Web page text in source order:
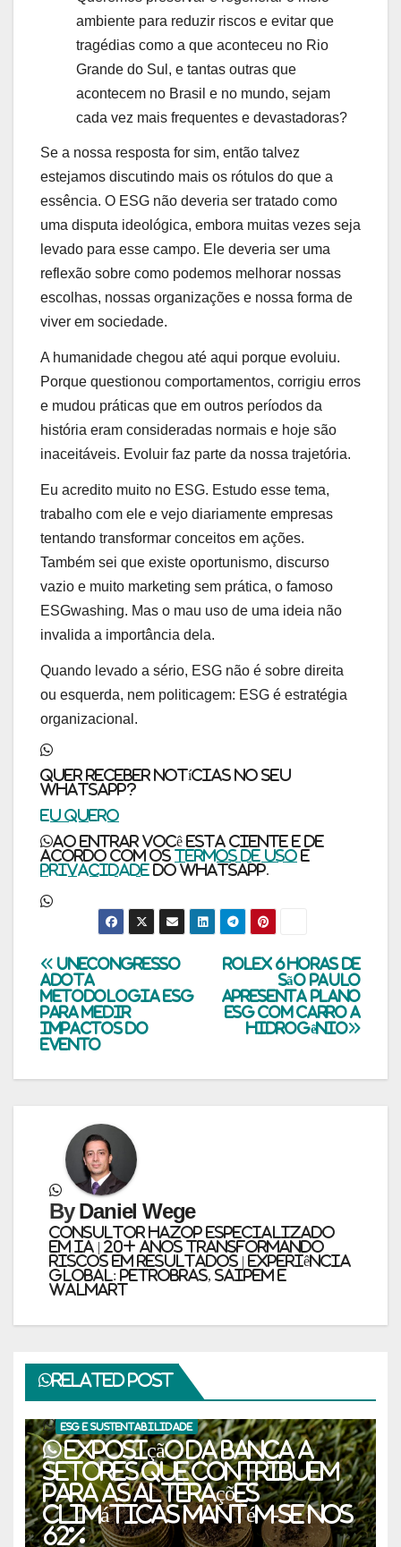
ambiente para reduzir riscos e evitar que
tragédias como a que aconteceu no Rio
Grande do Sul, e tantas outras que
acontecem no Brasil e no mundo, sejam
cada vez mais frequentes e devastadoras?
Se a nossa resposta for sim, então talvez
estejamos discutindo mais os rótulos do que a
essência. O ESG não deveria ser tratado como
uma disputa ideológica, embora muitas vezes seja
levado para esse campo. Ele deveria ser uma
reflexão sobre como podemos melhorar nossas
escolhas, nossas organizações e nossa forma de
viver em sociedade.
A humanidade chegou até aqui porque evoluiu.
Porque questionou comportamentos, corrigiu erros
e mudou práticas que em outros períodos da
história eram consideradas normais e hoje são
inaceitáveis. Evoluir faz parte da nossa trajetória.
Eu acredito muito no ESG. Estudo esse tema,
trabalho com ele e vejo diariamente empresas
tentando transformar conceitos em ações.
Também sei que existe oportunismo, discurso
vazio e muito marketing sem prática, o famoso
ESGwashing. Mas o mau uso de uma ideia não
invalida a importância dela.
Quando levado a sério, ESG não é sobre direita
ou esquerda, nem politicagem: ESG é estratégia
organizacional.
Quer receber notícias no seu
whatsapp?
EU QUERO
Ao entrar você esta ciente e de
acordo com os termos de uso e
privacidade do WhatsApp.
Navegação
de
Post
Rolex 6 Horas de
São Paulo
apresenta plano
ESG com carro a
hidrogênio
UneCongresso
adota
metodologia ESG
para medir
impactos do
evento
ByDaniel Wege
Consultor HAZOP Especializado
em IA | 20+ Anos Transformando
Riscos em Resultados | Experiência
Global: PETROBRAS, SAIPEM e
WALMART
Related Post
ESG E SUSTENTABILIDADE
Exposição da banca a
setores que contribuem
para as alterações
climáticas mantém-se nos
62%